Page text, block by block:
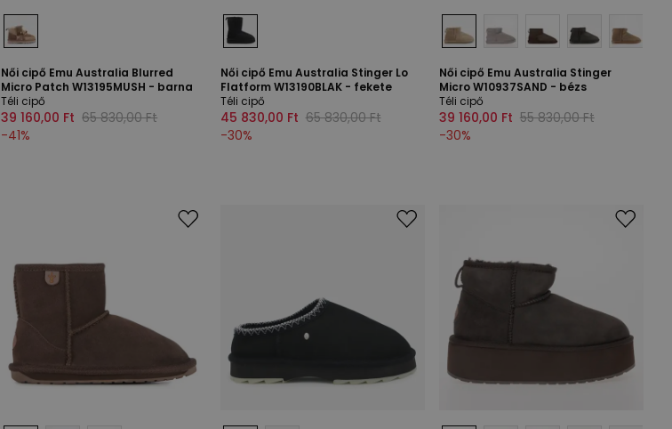
Női cipő Emu Australia Blurred
Micro Patch W13195MUSH - barna
Téli cipő
39 160,00 Ft 65 830,00 Ft
-41%
Női cipő Emu Australia Stinger Lo
Flatform W13190BLAK - fekete
Téli cipő
45 830,00 Ft 65 830,00 Ft
-30%
Női cipő Emu Australia Stinger
Micro W10937SAND - bézs
Téli cipő
39 160,00 Ft 55 830,00 Ft
-30%